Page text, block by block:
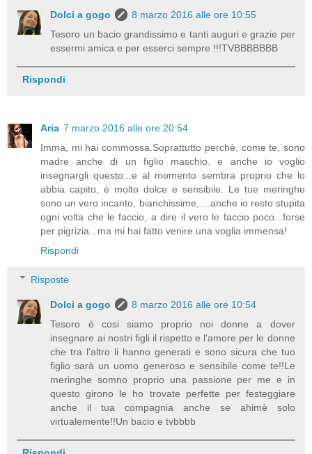
Dolci a gogo
8 marzo 2016 alle ore 10:55
Tesoro un bacio grandissimo e tanti auguri e grazie per
essermi amica e per esserci sempre !!!TVBBBBBBB
Rispondi
Aria 7 marzo 2016 alle ore 20:54
Imma, mi hai commossa.Soprattutto perchè, come te, sono
madre anche di un figlio maschio. e anche io voglio
insegnargli questo...e al momento sembra proprio che lo
abbia capito, è molto dolce e sensibile. Le tue meringhe
sono un vero incanto, bianchissime,....anche io resto stupita
ogni volta che le faccio, a dire il vero le faccio poco...forse
per pigrizia...ma mi hai fatto venire una voglia immensa!
Rispondi
Risposte
Dolci a gogo
8 marzo 2016 alle ore 10:54
Tesoro è cosi siamo proprio noi donne a dover
insegnare ai nostri figli il rispetto e l'amore per le donne
che tra l'altro li hanno generati e sono sicura che tuo
figlio sarà un uomo generoso e sensibile come te!!Le
meringhe somno proprio una passione per me e in
questo girono le ho trovate perfette per festeggiare
anche il tua compagnia anche se ahimè solo
virtualemente!!Un bacio e tvbbbb